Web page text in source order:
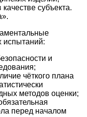
субъекта.
испытаний:
и
чёткого плана
методов оценки;
перед началом